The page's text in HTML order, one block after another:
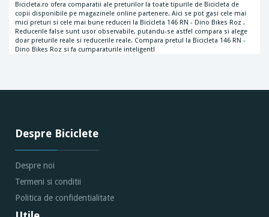
Bicicleta.ro ofera comparatii ale preturilor la toate tipurile de Bicicleta de
copii disponibile pe magazinele online partenere. Aici se pot gasi cele mai
mici preturi si cele mai bune reduceri la Bicicleta 146 RN - Dino Bikes Roz .
Reducerile false sunt usor observabile, putandu-se astfel compara si alege
doar preturile reale si reducerile reale. Compara pretul la Bicicleta 146 RN -
Dino Bikes Roz si fa cumparaturile inteligent!
Despre Biciclete
Despre noi
Termeni si conditii
Politica de confidentialitate